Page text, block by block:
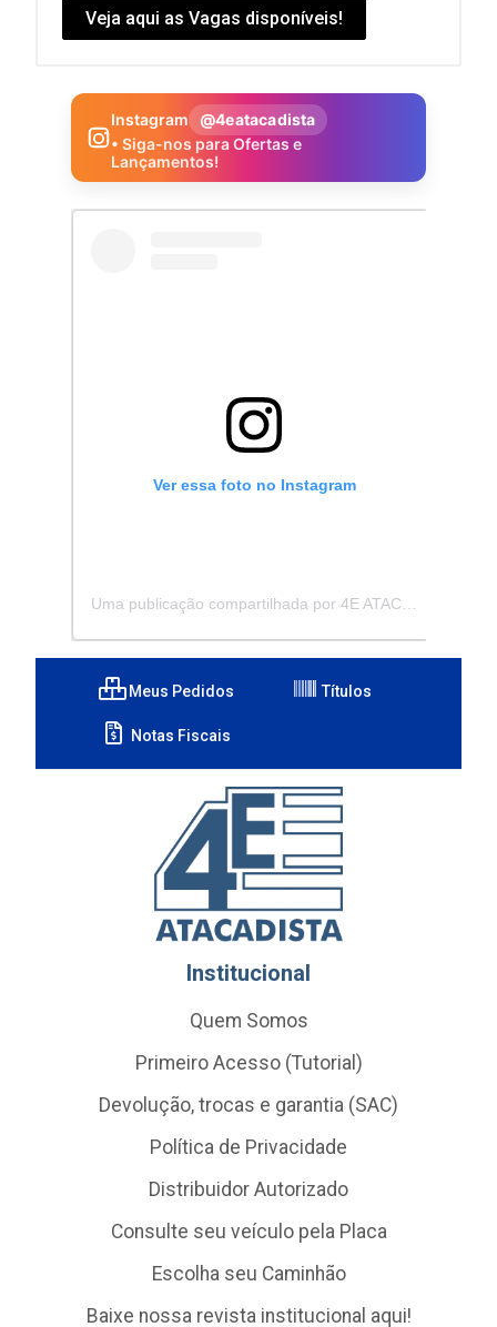
Veja aqui as Vagas disponíveis!
Instagram
@4eatacadista
• Siga-nos para Ofertas e
Lançamentos!
Ver essa foto no Instagram
Meus Pedidos Títulos
Notas Fiscais
Institucional
Quem Somos
Primeiro Acesso (Tutorial)
Devolução, trocas e garantia (SAC)
Política de Privacidade
Distribuidor Autorizado
Consulte seu veículo pela Placa
Escolha seu Caminhão
Baixe nossa revista institucional aqui!